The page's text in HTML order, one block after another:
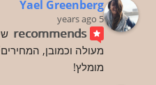
Yael Greenberg
5 years ago
recommends
מעולה וכמובן,
מומלץ!